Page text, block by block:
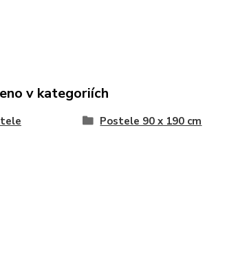
v kategoriích
Postele 90 x 190 cm